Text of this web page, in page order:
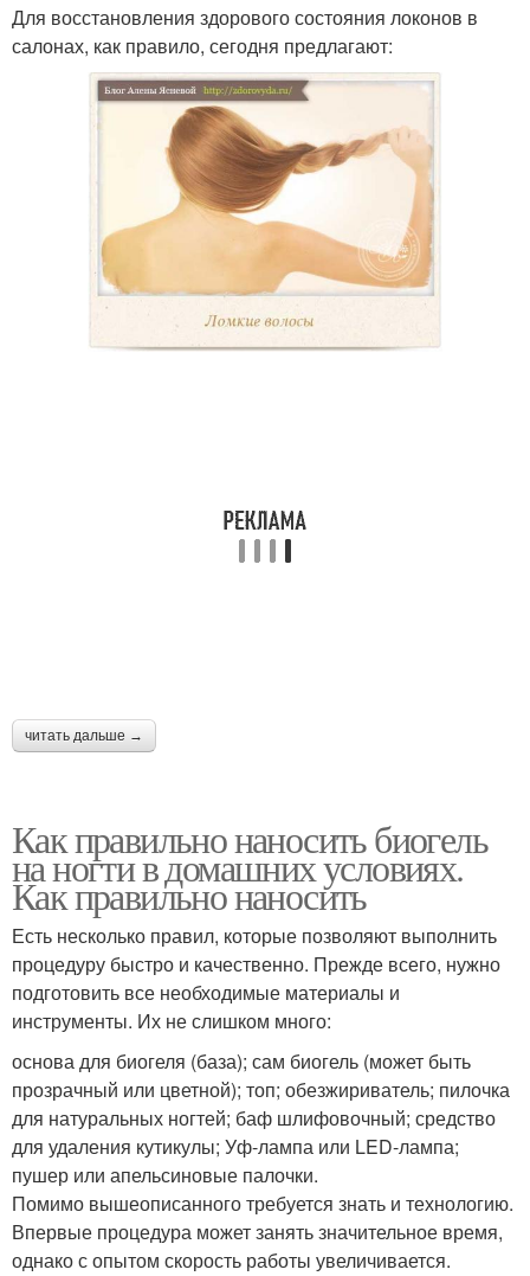
Пластинки в домашних
условиях
Пластины в домашних
условиях
Нити на ногти Ногти под гель
Для восстановления здорового состояния локонов в
салонах, как правило, сегодня предлагают:
читать дальше →
Как правильно наносить биогель
на ногти в домашних условиях.
Как правильно наносить
Есть несколько правил, которые позволяют выполнить
процедуру быстро и качественно. Прежде всего, нужно
подготовить все необходимые материалы и
инструменты. Их не слишком много:
основа для биогеля (база); сам биогель (может быть
прозрачный или цветной); топ; обезжириватель; пилочка
для натуральных ногтей; баф шлифовочный; средство
для удаления кутикулы; Уф-лампа или LED-лампа;
пушер или апельсиновые палочки.
Помимо вышеописанного требуется знать и технологию.
Впервые процедура может занять значительное время,
однако с опытом скорость работы увеличивается.